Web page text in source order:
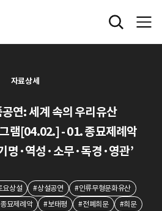
자료상세
연: 세계 속의 우리유산
램[04.02.] - 01. 종묘제례악
명·역성·소무·독경·영관’
요상설 #상설공연
#인류무형문화유산
묘제례악 #보태평 #전폐희문
#희문